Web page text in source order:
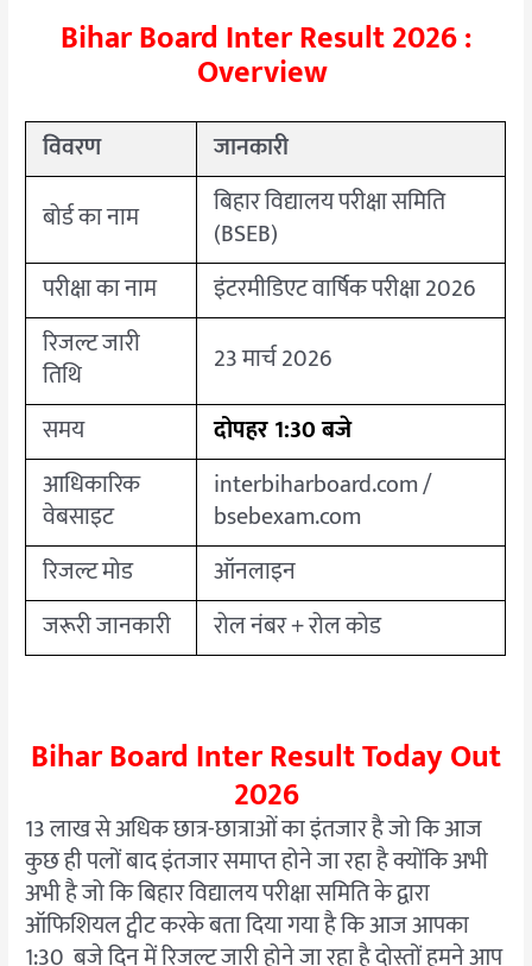
Bihar Board Inter Result 2026 :
Overview
विवरण
जानकारी
बोर्ड का नाम
बिहार विद्यालय परीक्षा समिति
(BSEB)
परीक्षा का नाम
इंटरमीडिएट वार्षिक परीक्षा 2026
रिजल्ट जारी
तिथि
23 मार्च 2026
समय
दोपहर 1:30 बजे
आधिकारिक
वेबसाइट
interbiharboard.com /
bsebexam.com
रिजल्ट मोड
ऑनलाइन
जरूरी जानकारी
रोल नंबर + रोल कोड
Bihar Board Inter Result Today Out
2026
13 लाख से अधिक छात्र-छात्राओं का इंतजार है जो कि आज
कुछ ही पलों बाद इंतजार समाप्त होने जा रहा है क्योंकि अभी
अभी है जो कि बिहार विद्यालय परीक्षा समिति के द्वारा
ऑफिशियल ट्वीट करके बता दिया गया है कि आज आपका
1:30 बजे दिन में रिजल्ट जारी होने जा रहा है दोस्तों हमने आप